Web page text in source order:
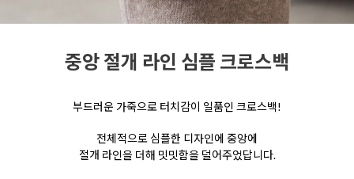
중앙 절개 라인 심플 크로스백
부드러운 가죽으로 터치감이 일품인 크로스백!
전체적으로 심플한 디자인에 중앙에
절개 라인을 더해 밋밋함을 덜어주었답니다.